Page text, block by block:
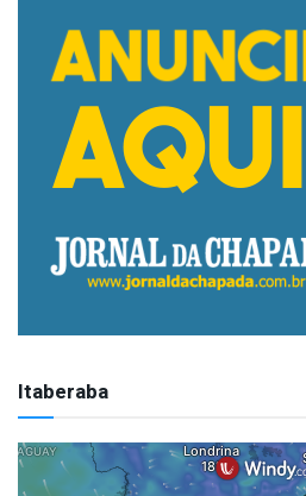
Itaberaba